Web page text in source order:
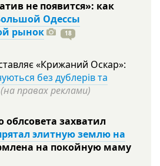
не появится»: как
Одессы
рынок
18
«Крижаний Оскар»:
без дублерів та
(на правах реклами)
облсовета захватил
элитную землю на
на покойную маму